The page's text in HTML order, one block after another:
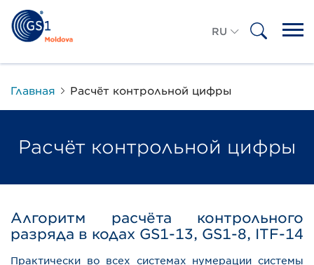
RU
RO
Главная Расчёт контрольной цифры
Расчёт контрольной цифры
Алгоритм расчёта контрольного
разряда в кодах GS1-13, GS1-8, ITF-14
Практически во всех системах нумерации системы